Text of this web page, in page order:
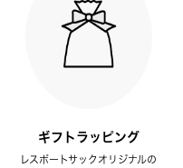
ギフトラッピング
レスポートサックオリジナルの